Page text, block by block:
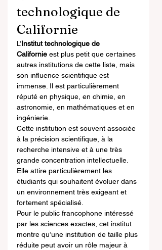
technologique de
Californie
L’Institut technologique de
Californie est plus petit que certaines
autres institutions de cette liste, mais
son influence scientifique est
immense. Il est particulièrement
réputé en physique, en chimie, en
astronomie, en mathématiques et en
ingénierie.
Cette institution est souvent associée
à la précision scientifique, à la
recherche intensive et à une très
grande concentration intellectuelle.
Elle attire particulièrement les
étudiants qui souhaitent évoluer dans
un environnement très exigeant et
fortement spécialisé.
Pour le public francophone intéressé
par les sciences exactes, cet institut
montre qu’une institution de taille plus
réduite peut avoir un rôle majeur à